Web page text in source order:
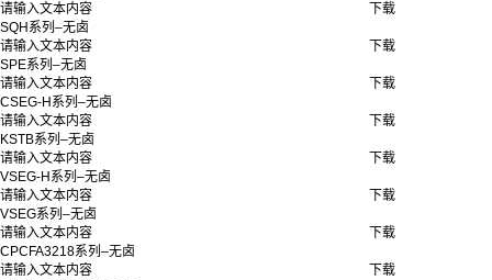
请输入文本内容
SQH系列–无卤
下载
请输入文本内容
SPE系列–无卤
下载
请输入文本内容
CSEG-H系列–无卤
下载
请输入文本内容
KSTB系列–无卤
下载
请输入文本内容
VSEG-H系列–无卤
下载
请输入文本内容
VSEG系列–无卤
下载
请输入文本内容
CPCFA3218系列–无卤
下载
请输入文本内容
下载